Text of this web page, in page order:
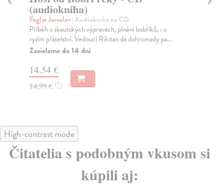
(audiokniha)
Foglar Jaroslav| Audiokniha na CD
Příběh o skautských výpravách, plnění bobříků, i o
ryzím přátelství. Vedoucí Rikitan dá dohromady pa...
Zasielame do 14 dní
14,54 €
14,99 € ?
High-contrast mode
Čitatelia s podobným vkusom si
kúpili aj: